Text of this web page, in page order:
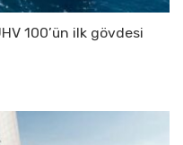
100’ün ilk gövdesi